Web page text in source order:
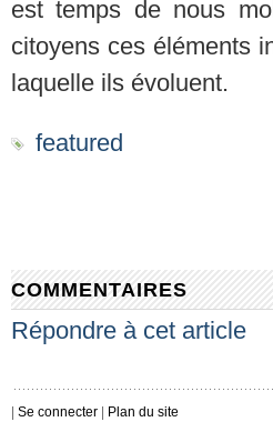
est temps de nous
citoyens ces éléments
laquelle ils évoluent.
featured
COMMENTAIRES
Répondre à cet article
Se connecter Plan du site